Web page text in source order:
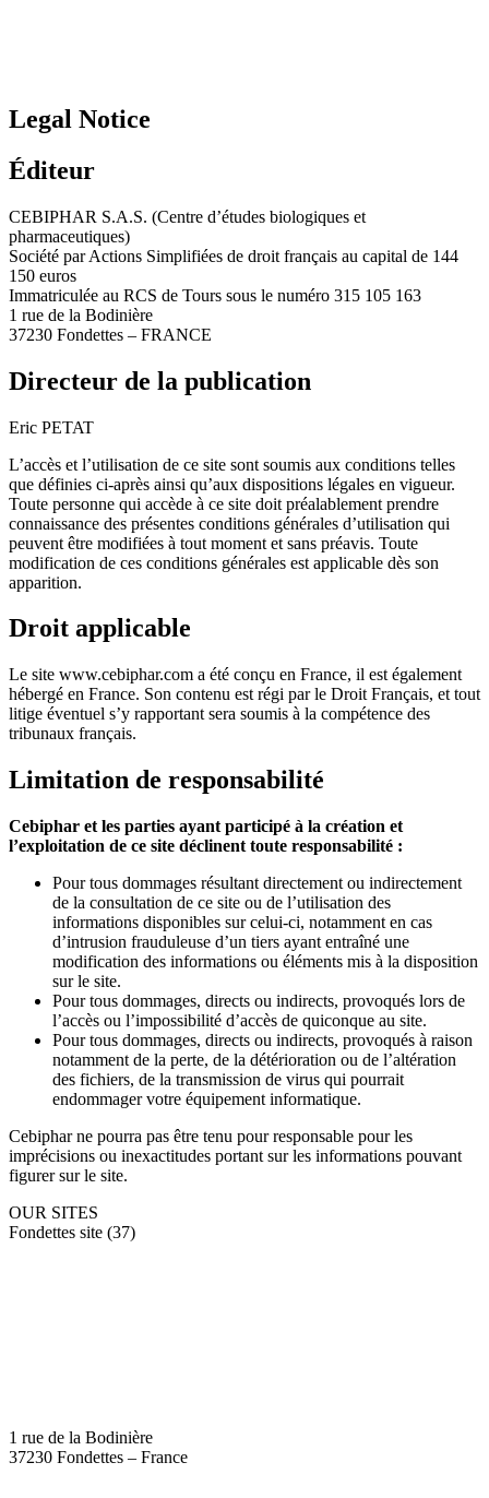
Legal Notice
Éditeur
CEBIPHAR S.A.S. (Centre d’études biologiques et
pharmaceutiques)
Société par Actions Simplifiées de droit français au capital de 144
150 euros
Immatriculée au RCS de Tours sous le numéro 315 105 163
1 rue de la Bodinière
37230 Fondettes – FRANCE
Directeur de la publication
Eric PETAT
L’accès et l’utilisation de ce site sont soumis aux conditions telles
que définies ci-après ainsi qu’aux dispositions légales en vigueur.
Toute personne qui accède à ce site doit préalablement prendre
connaissance des présentes conditions générales d’utilisation qui
peuvent être modifiées à tout moment et sans préavis. Toute
modification de ces conditions générales est applicable dès son
apparition.
Droit applicable
Le site www.cebiphar.com a été conçu en France, il est également
hébergé en France. Son contenu est régi par le Droit Français, et tout
litige éventuel s’y rapportant sera soumis à la compétence des
tribunaux français.
Limitation de responsabilité
Cebiphar et les parties ayant participé à la création et
l’exploitation de ce site déclinent toute responsabilité :
Pour tous dommages résultant directement ou indirectement
de la consultation de ce site ou de l’utilisation des
informations disponibles sur celui-ci, notamment en cas
d’intrusion frauduleuse d’un tiers ayant entraîné une
modification des informations ou éléments mis à la disposition
sur le site.
Pour tous dommages, directs ou indirects, provoqués lors de
l’accès ou l’impossibilité d’accès de quiconque au site.
Pour tous dommages, directs ou indirects, provoqués à raison
notamment de la perte, de la détérioration ou de l’altération
des fichiers, de la transmission de virus qui pourrait
endommager votre équipement informatique.
Cebiphar ne pourra pas être tenu pour responsable pour les
imprécisions ou inexactitudes portant sur les informations pouvant
figurer sur le site.
OUR SITES
Fondettes site (37)
1 rue de la Bodinière
37230 Fondettes – France